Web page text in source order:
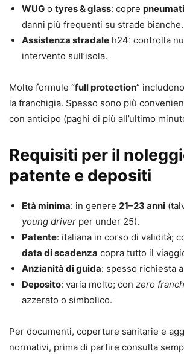
WUG o tyres & glass: copre
danni più frequenti su strade bianche.
Assistenza stradale h24: controlla
intervento sull’isola.
Molte formule “full protection”
la franchigia. Spesso sono più
con anticipo (paghi di più all’ultimo
Requisiti per il
patente e depositi
Età minima: in genere 21–23 anni
young driver per under 25).
Patente: italiana in corso di validità;
data di scadenza copra tutto il
Anzianità di guida: spesso richiesta
Deposito: varia molto; con zero
azzerato o simbolico.
Per documenti, coperture sanitarie e
normativi, prima di partire consulta